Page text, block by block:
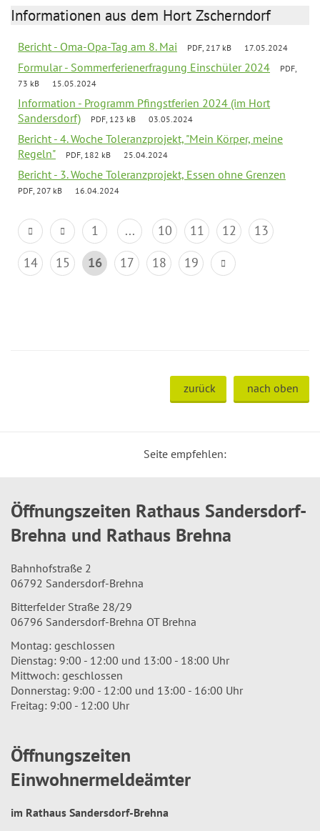
Informationen aus dem Hort Zscherndorf
Bericht - Oma-Opa-Tag am 8. Mai PDF, 217 kB 17.05.2024
Formular - Sommerferienerfragung Einschüler 2024
PDF,
73 kB
15.05.2024
Information - Programm Pfingstferien 2024 (im Hort
Sandersdorf)
PDF, 123 kB 03.05.2024
Bericht - 4. Woche Toleranzprojekt, "Mein Körper, meine
Regeln"
PDF, 182 kB 25.04.2024
Bericht - 3. Woche Toleranzprojekt, Essen ohne Grenzen
PDF, 207 kB 16.04.2024
1 ... 10 11 12
13
14
15 16 17 18 19
zurück nach oben
Seite empfehlen:
Öffnungszeiten Rathaus Sandersdorf-
Brehna und Rathaus Brehna
Bahnhofstraße 2
06792 Sandersdorf-Brehna
Bitterfelder Straße 28/29
06796 Sandersdorf-Brehna OT Brehna
Montag: geschlossen
Dienstag: 9:00 - 12:00 und 13:00 - 18:00 Uhr
Mittwoch: geschlossen
Donnerstag: 9:00 - 12:00 und 13:00 - 16:00 Uhr
Freitag: 9:00 - 12:00 Uhr
Öffnungszeiten
Einwohnermeldeämter
im Rathaus Sandersdorf-Brehna